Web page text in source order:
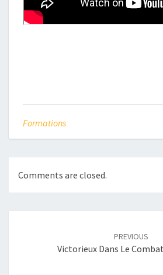
Formations
Comments are closed.
PREVIOUS
Victorieux Dans Le